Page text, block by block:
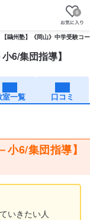
0
【鷗州塾】《岡山》中学受験コ
6/集団指導】
室一覧 口コミ
小6/集団指導】
いきたい人